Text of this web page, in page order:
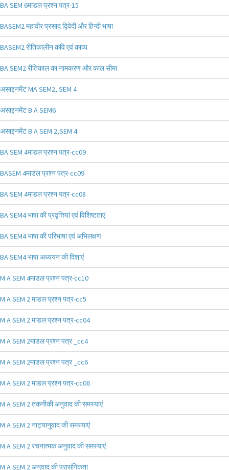
BA SEM 6माडल प्रश्न पत्र-15
BASEM2 महावीर प्रसाद द्विवेदी और हिन्दी भाषा
BASEM2 रीतिकालीन कवि एवं काव्य
BA SEM2 रीतिकाल का नामकरण और काल सीमा
असाइनमेंट MA SEM2, SEM 4
असाइनमेंट B A SEM6
असाइनमेंट B A SEM 2,SEM 4
BA SEM 4माडल प्रश्न पत्र-cc09
BASEM 4माडल प्रश्न पत्र-cc09
BA SEM 4माडल प्रश्न पत्र-cc08
BA SEM4 भाषा की प्रवृत्तियां एवं विशिष्टताएं
BA SEM4 भाषा की परिभाषा एवं अभिलक्षण
BA SEM4 भाषा अध्ययन की दिशाएं
M A SEM 4माडल प्रश्न पत्र-cc10
M A SEM 2 माडल प्रश्न पत्र-cc5
M A SEM 2 माडल प्रश्न पत्र-cc04
M A SEM 2माडल प्रश्न पत्र _cc4
M A SEM 2माडल प्रश्न पत्र _cc6
M A SEM 2 माडल प्रश्न पत्र-cc06
M A SEM 2 तकनीकी अनुवाद की समस्याएं
M A SEM 2 नाट्यानुवाद की समस्याएं
M A SEM 2 रचनात्मक अनुवाद की समस्याएं
M A SEM 2 अनुवाद की प्रासंगिकता